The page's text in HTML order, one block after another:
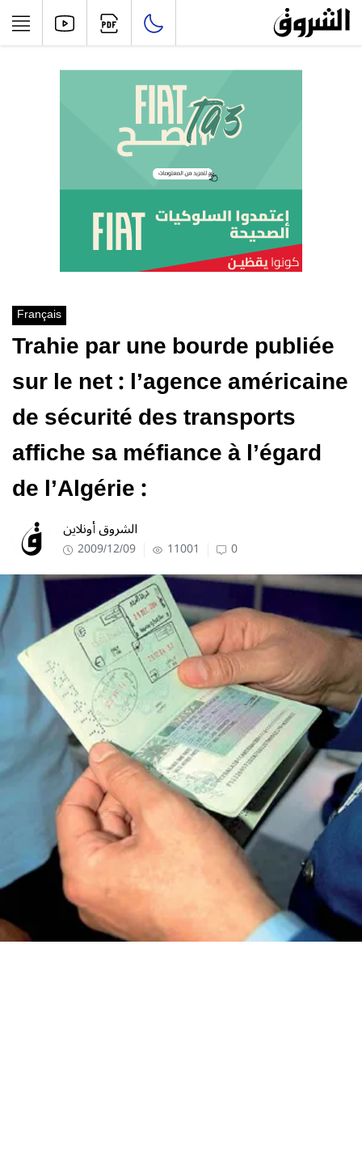
Français
Trahie par une bourde publiée
sur le net : l’agence américaine
de sécurité des transports
affiche sa méfiance à l’égard
de l’Algérie :
الشروق أونلاين
2009/12/09 11001 0